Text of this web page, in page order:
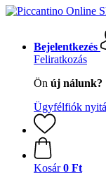
Bejelentkezés
Feliratkozás
Ön új nálunk?
Ügyfélfiók
Kosár 0 Ft